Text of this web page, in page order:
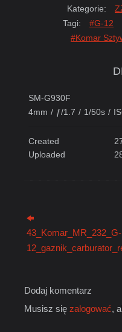
Kategorie:
Tagi:
#G-12
#Komar
SM-G930F
4mm / ƒ/1.7 / 1/50s /
Created
Uploaded
43_Komar_MR_232_G-
Dodaj komentarz
Musisz się zalogować,